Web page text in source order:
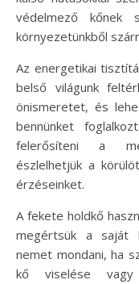
védelmező kőnek
környezetünkből
Az energetikai
belső világunk
önismeretet, és
bennünket
felerősíteni a
észlelhetjük a
érzéseinket.
A fekete holdkő
megértsük a saját
nemet mondani, ha
kő viselése